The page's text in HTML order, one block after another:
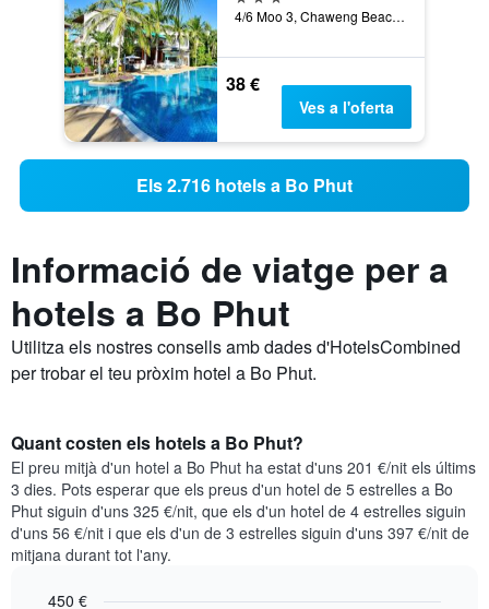
4/6 Moo 3, Chaweng Beach, Ko Samui, Tailàndia
38 €
Ves a l'oferta
Els 2.716 hotels a Bo Phut
Informació de viatge per a
hotels a Bo Phut
Utilitza els nostres consells amb dades d'HotelsCombined
per trobar el teu pròxim hotel a Bo Phut.
Quant costen els hotels a Bo Phut?
El preu mitjà d'un hotel a Bo Phut ha estat d'uns 201 €/nit els últims
3 dies. Pots esperar que els preus d'un hotel de 5 estrelles a Bo
Phut siguin d'uns 325 €/nit, que els d'un hotel de 4 estrelles siguin
d'uns 56 €/nit i que els d'un de 3 estrelles siguin d'uns 397 €/nit de
mitjana durant tot l'any.
450 €